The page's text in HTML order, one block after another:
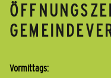
Vormittags: